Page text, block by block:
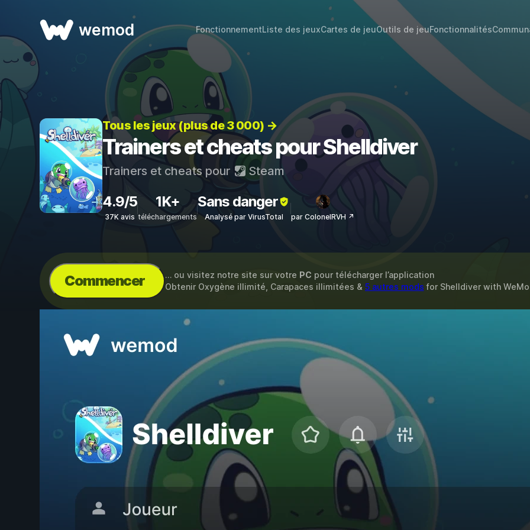
wemod FonctionnementListe des jeuxCartes de jeuOutils de jeuFonctionnalités
Tous les jeux (plus de 3 000) →
Trainers et cheats pour Shelldiver
Trainers et cheats pour Steam
4.9/5
37K avis
1K+
téléchargements
Sans danger
Analysé par VirusTotal par ColonelRVH ↗
Commencer … ou visitez notre site sur votre PC pour télécharger l’application
Obtenir Oxygène illimité, Carapaces illimitées & 5 autres mods for Shelldiverwith